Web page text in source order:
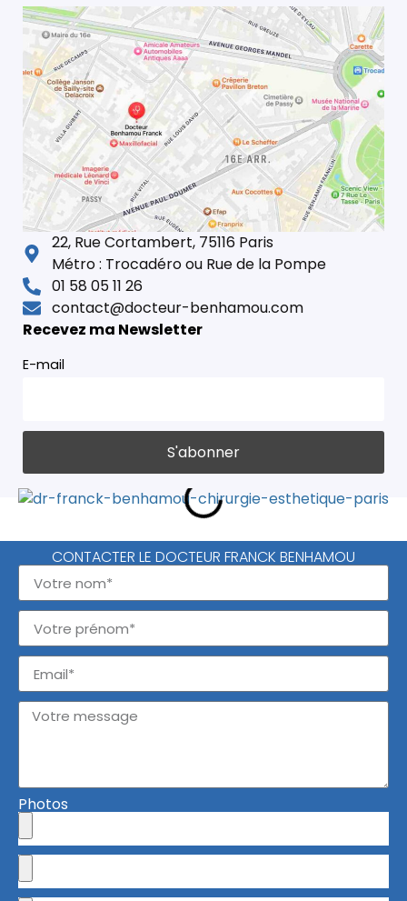
22, Rue Cortambert, 75116 Paris
Métro : Trocadéro ou Rue de la Pompe
01 58 05 11 26
contact@docteur-benhamou.com
Recevez ma Newsletter
E-mail
CONTACTER LE DOCTEUR FRANCK BENHAMOU
Photos